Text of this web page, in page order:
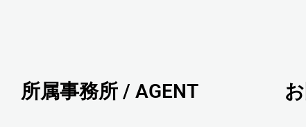
所属事務所 / AGENT